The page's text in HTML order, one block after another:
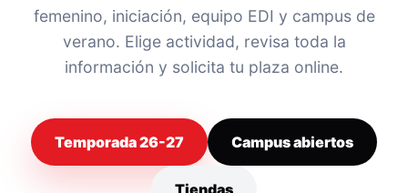
femenino, iniciación, equipo EDI y campus de
verano. Elige actividad, revisa toda la
información y solicita tu plaza online.
Temporada 26-27 Campus abiertos
Tiendas